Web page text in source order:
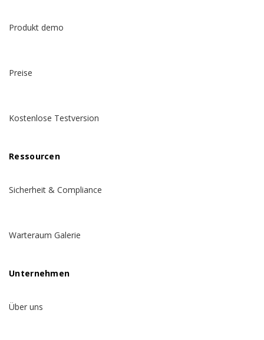
Produkt demo
Preise
Kostenlose Testversion
Ressourcen
Sicherheit & Compliance
Warteraum Galerie
Unternehmen
Über uns